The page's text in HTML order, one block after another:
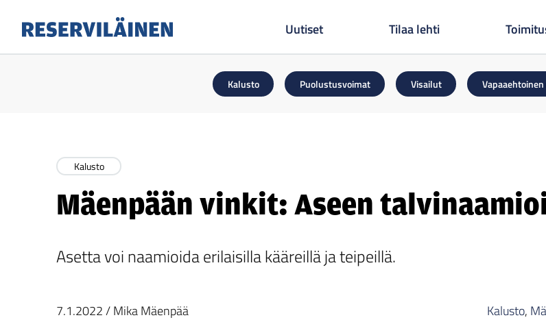
Uutiset Tilaa lehti
Kalusto Puolustusvoimat Visailut
Kalusto
Mäenpään vinkit: Aseen
Asetta voi naamioida erilaisilla kääreillä ja teipeillä.
7.1.2022/Mika Mäenpää Kalusto,